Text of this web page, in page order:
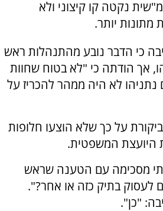
נקטה קו קיצוני ולא
מתונות יותר.
כי הדבר נובע מהתנהלות ראש
אך הודתה כי "לא בטוח שחוות
לא היה ממהר להכריז על
על כך שלא הוצעו חלופות
היועצת המשפטית.
מסכימה עם הטענה שראש
לעסוק בתיק כזה או אחר?".
"כן".